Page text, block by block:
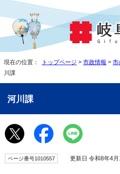
現在の位置： トップページ > 市政情報 > 市
川課
河川課
ページ番号1010557 更新日 令和8年4月